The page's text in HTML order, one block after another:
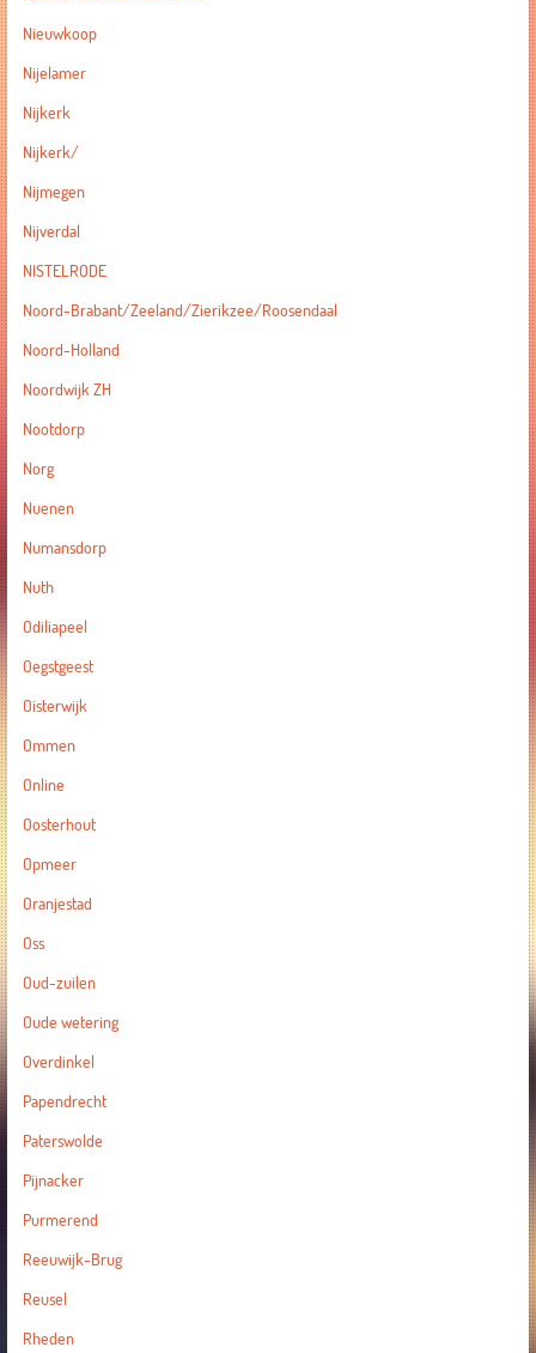
Nieuwkoop
Nijelamer
Nijkerk
Nijkerk/
Nijmegen
Nijverdal
NISTELRODE
Noord-Brabant/Zeeland/Zierikzee/Roosendaal
Noord-Holland
Noordwijk ZH
Nootdorp
Norg
Nuenen
Numansdorp
Nuth
Odiliapeel
Oegstgeest
Oisterwijk
Ommen
Online
Oosterhout
Opmeer
Oranjestad
Oss
Oud-zuilen
Oude wetering
Overdinkel
Papendrecht
Paterswolde
Pijnacker
Purmerend
Reeuwijk-Brug
Reusel
Rheden